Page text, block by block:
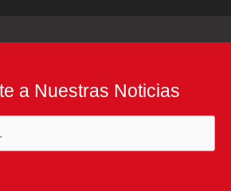
a Nuestras Noticias